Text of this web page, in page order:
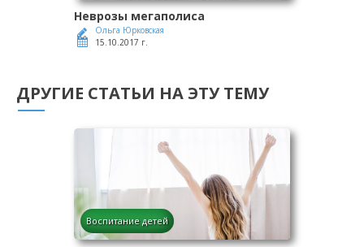
Неврозы мегаполиса
Ольга Юрковская
15.10.2017 г.
ДРУГИЕ СТАТЬИ НА ЭТУ ТЕМУ
Воспитание детей